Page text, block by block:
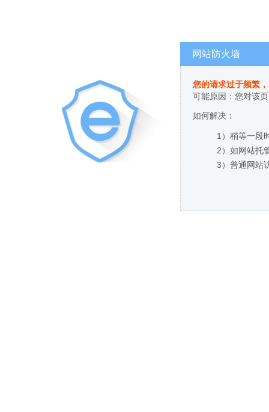
网站防火墙
您的请求过于频繁
可能原因：您对该
如何解决：
1）稍等一段
2）如网站托
3）普通网站